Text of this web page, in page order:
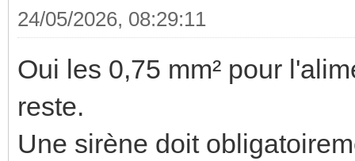
24/05/2026, 08:29:11
Oui les 0,75 mm² pour
reste.
Une sirène doit